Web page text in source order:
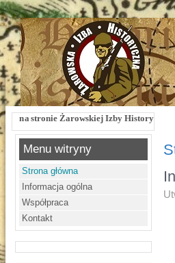
Izby Historycznej !!! Żarowska
Menu witryny
Strona główna
Informacja ogólna
Współpraca
Kontakt